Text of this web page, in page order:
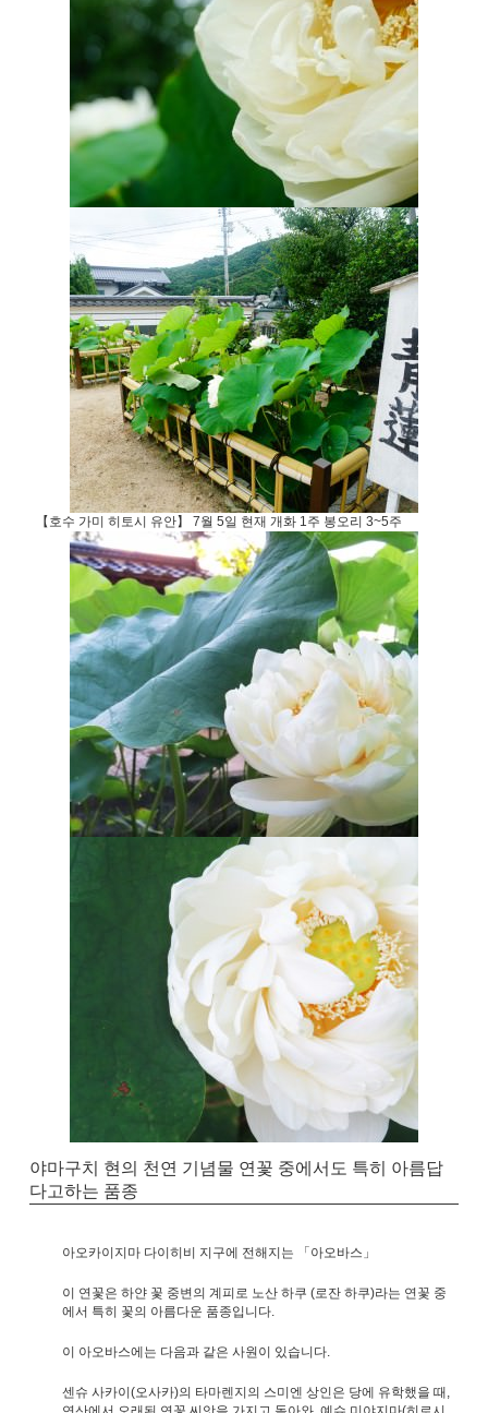
【호수 가미 히토시 유안】 7월 5일 현재 개화 1주 봉오리 3~5주
야마구치 현의 천연 기념물 연꽃 중에서도 특히 아름답
다고하는 품종
아오카이지마 다이히비 지구에 전해지는 「아오바스」
이 연꽃은 하얀 꽃 중변의 계피로 노산 하쿠 (로잔 하쿠)라는 연꽃 중
에서 특히 꽃의 아름다운 품종입니다.
이 아오바스에는 다음과 같은 사원이 있습니다.
센슈 사카이(오사카)의 타마렌지의 스미엔 상인은 당에 유학했을 때,